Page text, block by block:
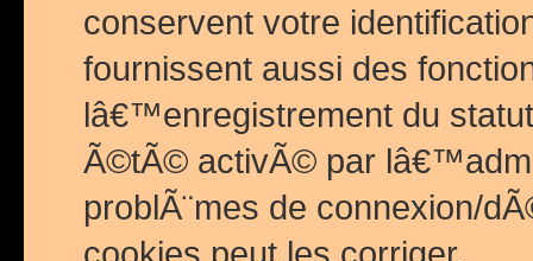
conservent votre
fournissent aussi des
lâ€™enregistrement du
Ã©tÃ© activÃ© par
problÃ¨mes de connexion/
cookies peut les corriger.